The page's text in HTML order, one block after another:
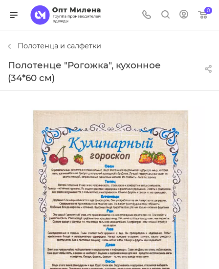
0
Полотенца и салфетки
Полотенце "Рогожка", кухонное
(34*60 см)